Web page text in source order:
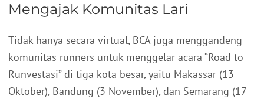
Mengajak Komunitas Lari
Tidak hanya secara virtual, BCA juga menggandeng
komunitas runners untuk menggelar acara “Road to
Runvestasi” di tiga kota besar, yaitu Makassar (13
Oktober), Bandung (3 November), dan Semarang (17